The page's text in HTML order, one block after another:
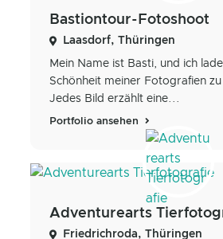
Bastiontour-Fotoshoot
Laasdorf, Thüringen
Mein Name ist Basti, und ich
Schönheit meiner Fotografien
Jedes Bild erzählt eine...
Portfolio ansehen
Adventurearts
Friedrichroda, Thüringen